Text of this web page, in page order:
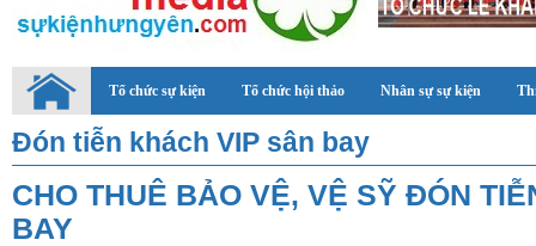
Tổ chức sự kiện Tổ chức hội thảo Nhân sự sự kiện
Đón tiễn khách VIP sân bay
CHO THUÊ BẢO VỆ, VỆ SỸ ĐÓN
BAY